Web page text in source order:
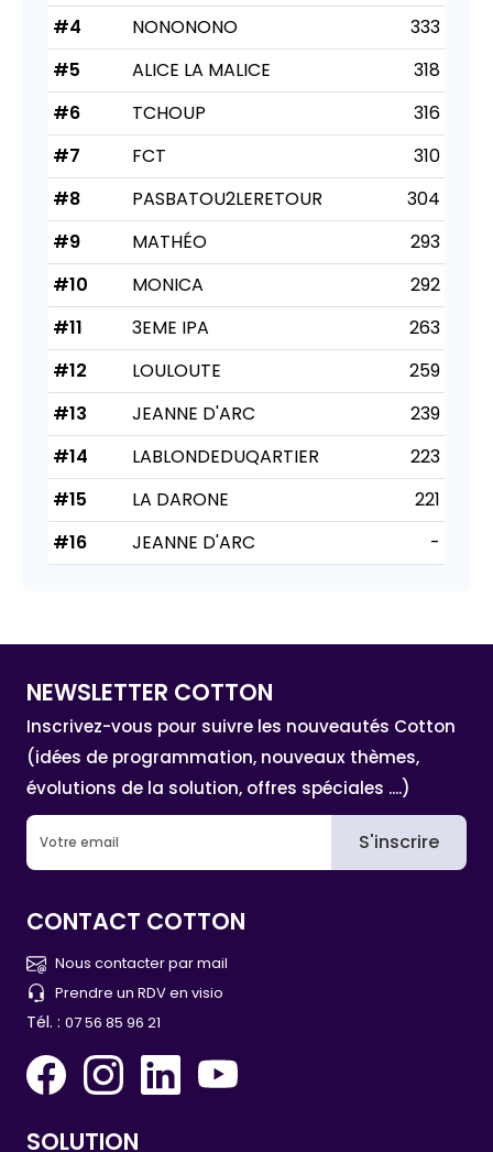
#4
NONONONO
333
#5
ALICE LA MALICE
318
#6
TCHOUP
316
#7
FCT
310
#8
PASBATOU2LERETOUR
304
#9
MATHÉO
293
#10
MONICA
292
#11
3EME IPA
263
#12
LOULOUTE
259
#13
JEANNE D'ARC
239
#14
LABLONDEDUQARTIER
223
#15
LA DARONE
221
#16
JEANNE D'ARC -
NEWSLETTER COTTON
Inscrivez-vous pour suivre les nouveautés Cotton
(idées de programmation, nouveaux thèmes,
évolutions de la solution, offres spéciales ....)
S'inscrire
CONTACT COTTON
Nous contacter par mail
Prendre un RDV en visio
Tél. : 07 56 85 96 21
SOLUTION